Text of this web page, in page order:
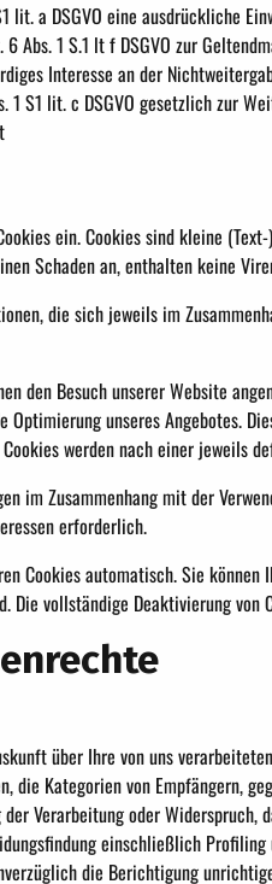
lit. a DSGVO eine ausdrückliche
Abs. 1 S.1 lt f DSGVO zur
Interesse an der
1 S1 lit. c DSGVO gesetzlich zur
ein. Cookies sind kleine
Schaden an, enthalten keine
die sich jeweils im
den Besuch unserer Website
unseres Angebotes.
werden nach einer jeweils
im Zusammenhang mit der
erforderlich.
Cookies automatisch. Sie
Die vollständige Deaktivierung
über Ihre von uns
die Kategorien von Empfängern,
der Verarbeitung oder
einschließlich
die Berichtigung